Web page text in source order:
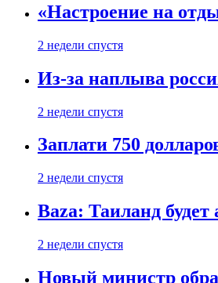
«Настроение на
2 недели спустя
Из-за наплыва
2 недели спустя
Заплати 750
2 недели спустя
Baza: Таиланд
2 недели спустя
Новый министр